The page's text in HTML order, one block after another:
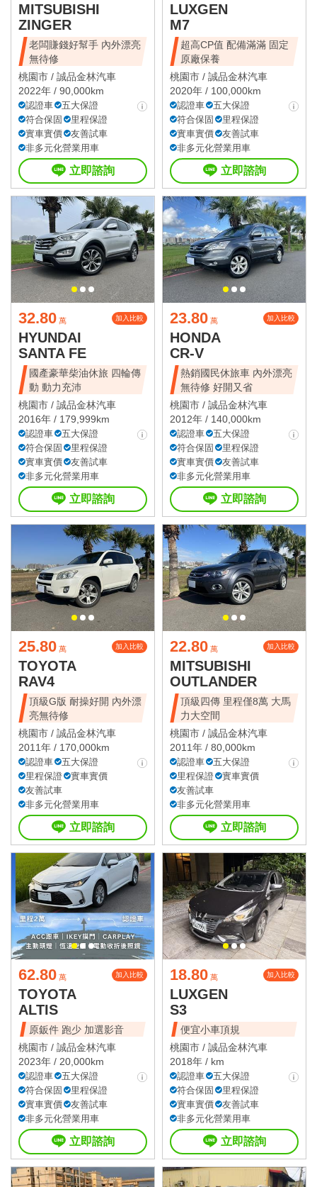
MITSUBISHI
ZINGER
老闆賺錢好幫手 內外漂亮
無待修
桃園市 / 誠品金林汽車
2022年 / 90,000km
認證車
五大保證
符合保固
里程保證
實車實價
友善試車
非多元化營業用車
立即諮詢
LUXGEN
M7
超高CP值 配備滿滿 固定
原廠保養
桃園市 / 誠品金林汽車
2020年 / 100,000km
認證車
五大保證
符合保固
里程保證
實車實價
友善試車
非多元化營業用車
立即諮詢
32.80 萬 加入比較
HYUNDAI
SANTA FE
國產豪華柴油休旅 四輪傳
動 動力充沛
桃園市 / 誠品金林汽車
2016年 / 179,999km
認證車
五大保證
符合保固
里程保證
實車實價
友善試車
非多元化營業用車
立即諮詢
23.80 萬 加入比較
HONDA
CR-V
熱銷國民休旅車 內外漂亮
無待修 好開又省
桃園市 / 誠品金林汽車
2012年 / 140,000km
認證車
五大保證
符合保固
里程保證
實車實價
友善試車
非多元化營業用車
立即諮詢
25.80 萬 加入比較
TOYOTA
RAV4
頂級G版 耐操好開 內外漂
亮無待修
桃園市 / 誠品金林汽車
2011年 / 170,000km
認證車
五大保證
里程保證
實車實價
友善試車
非多元化營業用車
立即諮詢
22.80 萬 加入比較
MITSUBISHI
OUTLANDER
頂級四傳 里程僅8萬 大馬
力大空間
桃園市 / 誠品金林汽車
2011年 / 80,000km
認證車
五大保證
里程保證
實車實價
友善試車
非多元化營業用車
立即諮詢
62.80 萬 加入比較
TOYOTA
ALTIS
原鈑件 跑少 加選影音
桃園市 / 誠品金林汽車
2023年 / 20,000km
認證車
五大保證
符合保固
里程保證
實車實價
友善試車
非多元化營業用車
立即諮詢
18.80 萬 加入比較
LUXGEN
S3
便宜小車頂規
桃園市 / 誠品金林汽車
2018年 / km
認證車
五大保證
符合保固
里程保證
實車實價
友善試車
非多元化營業用車
立即諮詢